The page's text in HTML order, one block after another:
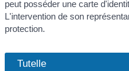
peut posséder une carte
L'intervention de son
protection.
Tutelle